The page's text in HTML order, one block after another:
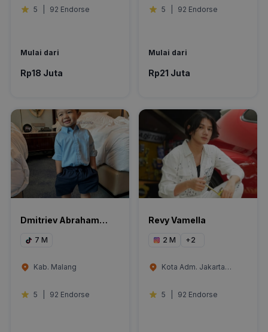
5
92 Endorse
Mulai dari
Rp18 Juta
5 92 Endorse
Mulai dari
Rp21 Juta
Dmitriev Abraham
7 M
Kab. Malang
5 92 Endorse
Revy Vamella
2 M +2
Kota Adm. Jakarta
5
92 Endorse